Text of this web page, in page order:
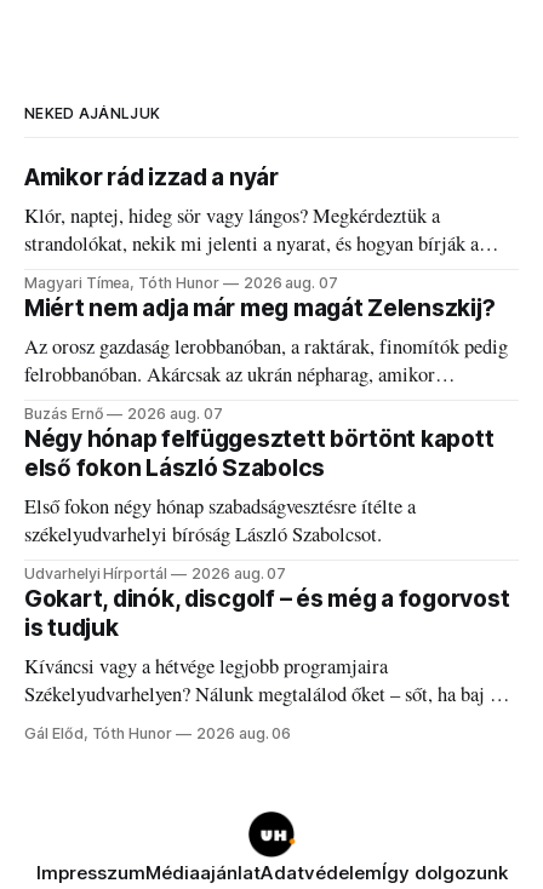
NEKED AJÁNLJUK
Amikor rád izzad a nyár
Klór, naptej, hideg sör vagy lángos? Megkérdeztük a
strandolókat, nekik mi jelenti a nyarat, és hogyan bírják a
kánikulát.
Magyari Tímea, Tóth Hunor 2026 aug. 07
Miért nem adja már meg magát Zelenszkij?
Az orosz gazdaság lerobbanóban, a raktárak, finomítók pedig
felrobbanóban. Akárcsak az ukrán népharag, amikor
elégedetlen vezetőivel.
Buzás Ernő 2026 aug. 07
Négy hónap felfüggesztett börtönt kapott
első fokon László Szabolcs
Első fokon négy hónap szabadságvesztésre ítélte a
székelyudvarhelyi bíróság László Szabolcsot.
Udvarhelyi Hírportál 2026 aug. 07
Gokart, dinók, discgolf – és még a fogorvost
is tudjuk
Kíváncsi vagy a hétvége legjobb programjaira
Székelyudvarhelyen? Nálunk megtalálod őket – sőt, ha baj van
a fogaddal, a fogorvosi ügyeletet is!
Gál Előd, Tóth Hunor 2026 aug. 06
ImpresszumMédiaajánlatAdatvédelemÍgy dolgozunk